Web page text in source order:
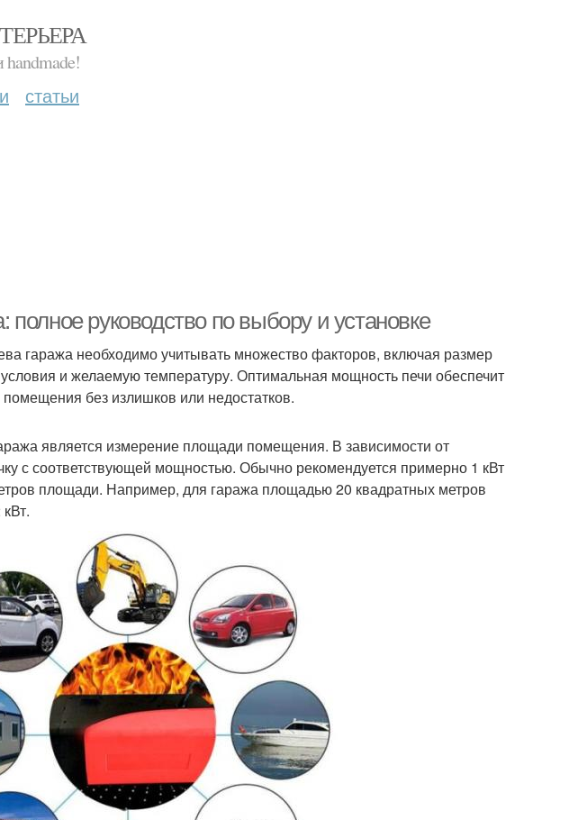
handmade!
статьи
полное руководство по выбору и установке
гаража необходимо учитывать множество факторов, включая размер
и желаемую температуру. Оптимальная мощность печи обеспечит
без излишков или недостатков.
является измерение площади помещения. В зависимости от
с соответствующей мощностью. Обычно рекомендуется примерно 1 кВт
площади. Например, для гаража площадью 20 квадратных метров